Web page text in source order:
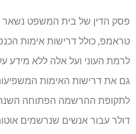
פסק הדין של בית המשפט
טראמפ, כולל דרישות אימות
לרמת העוני ועל אלה ללא
גם את דרישות האימות
דולר עבור אנשים שנרשמים